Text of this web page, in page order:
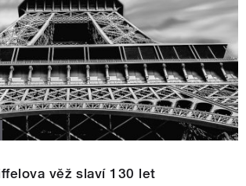
věž slaví 130 let